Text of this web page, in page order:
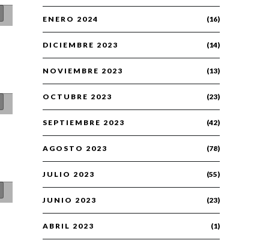
ENERO 2024 (16)
DICIEMBRE 2023 (14)
NOVIEMBRE 2023 (13)
OCTUBRE 2023 (23)
SEPTIEMBRE 2023 (42)
AGOSTO 2023 (78)
JULIO 2023 (55)
JUNIO 2023 (23)
ABRIL 2023 (1)